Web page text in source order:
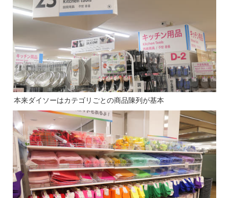
本来ダイソーはカテゴリごとの商品陳列が基本